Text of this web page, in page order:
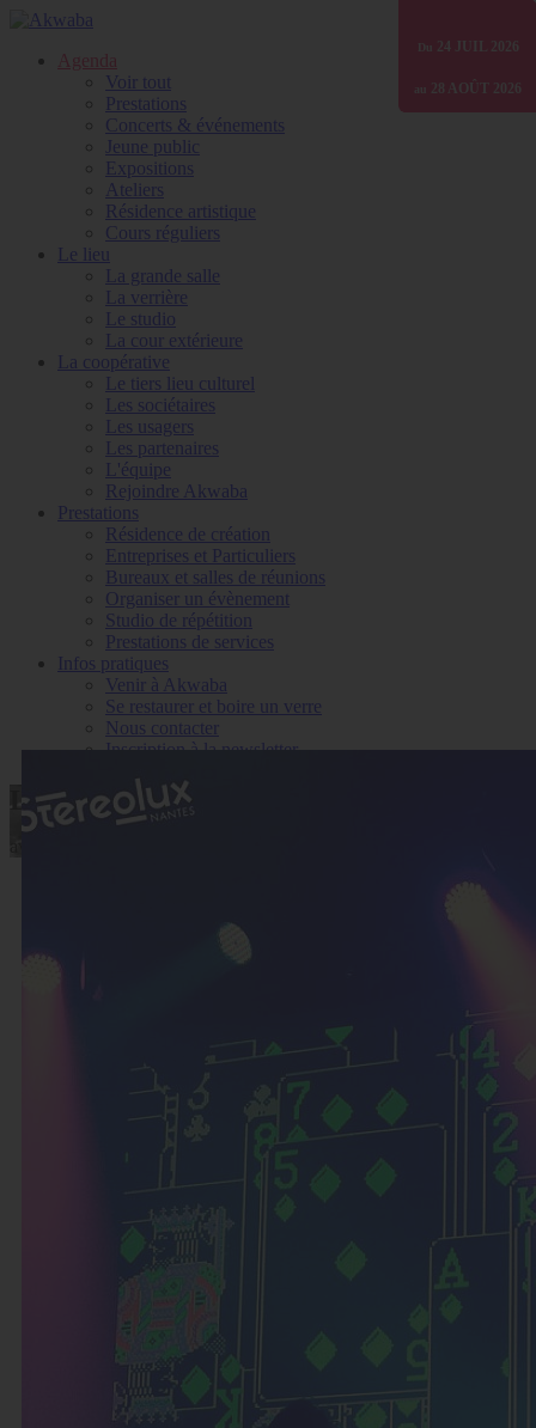
Agenda
Voir tout
Prestations
Concerts & événements
Jeune public
Expositions
Ateliers
Résidence artistique
Cours réguliers
Le lieu
La grande salle
La verrière
Le studio
La cour extérieure
La coopérative
Le tiers lieu culturel
Les sociétaires
Les usagers
Les partenaires
L'équipe
Rejoindre Akwaba
Prestations
Résidence de création
Entreprises et Particuliers
Bureaux et salles de réunions
Organiser un évènement
Studio de répétition
Prestations de services
Infos pratiques
Venir à Akwaba
Se restaurer et boire un verre
Nous contacter
Inscription à la newsletter
LAB 03 - Soirée Musique & Jeux Vidéo
Du 01 JANV 2025
au 31 DÉC 2026
Du 30 JUIN 2026
au 31 DÉC 2026
Du 24 JUIL 2026
au 07 AOÛT 2026
Du 24 JUIL 2026
au 07 AOÛT 2026
Du 24 JUIL 2026
au 28 AOÛT 2026